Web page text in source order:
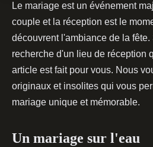
Le mariage est un événement
couple et la réception est le
découvrent l'ambiance de la fête.
recherche d'un lieu de réception
article est fait pour vous. Nous
originaux et insolites qui vous
mariage unique et mémorable.
Un mariage sur l'eau